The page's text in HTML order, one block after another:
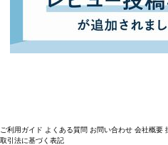
ご利用ガイド よくある質問 お問い合わせ 会社概要
取引法に基づく表記